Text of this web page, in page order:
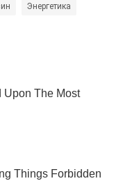
Энергетика